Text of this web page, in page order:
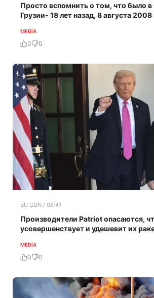
Просто вспомнить о том, что было в
Грузии- 18 лет назад, 8 августа
MEDİA
0 0
BU GÜN / 08:41
Производители Patriot опасаются,
усовершенствует и удешевит их
MEDİA
0 0